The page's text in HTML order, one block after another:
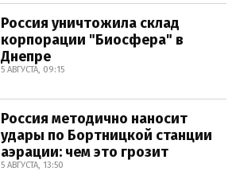
Россия уничтожила склад
корпорации "Биосфера" в
Днепре
5 АВГУСТА, 09:15
Россия методично наносит
удары по Бортницкой станции
аэрации: чем это грозит
5 АВГУСТА, 13:50